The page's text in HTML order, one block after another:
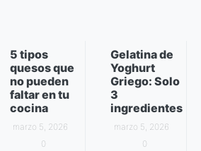
5 tipos
quesos que
no pueden
faltar en tu
cocina
marzo 5, 2026
0
Gelatina de
Yoghurt
Griego: Solo
3
ingredientes
marzo 5, 2026
0